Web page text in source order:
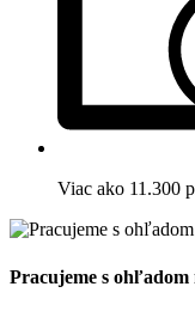
Viac ako 11.300
Pracujeme s